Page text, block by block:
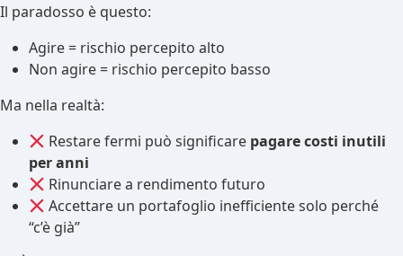
Il paradosso è questo:
Agire = rischio percepito alto
Non agire = rischio percepito basso
Ma nella realtà:
Restare fermi può significare pagare costi inutili
per anni
Rinunciare a rendimento futuro
Accettare un portafoglio inefficiente solo perché
“c’è già”